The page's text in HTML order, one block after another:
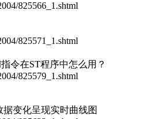
825566_1.shtml
825571_1.shtml
令在ST程序中怎么用？
825579_1.shtml
变化呈现实时曲线图